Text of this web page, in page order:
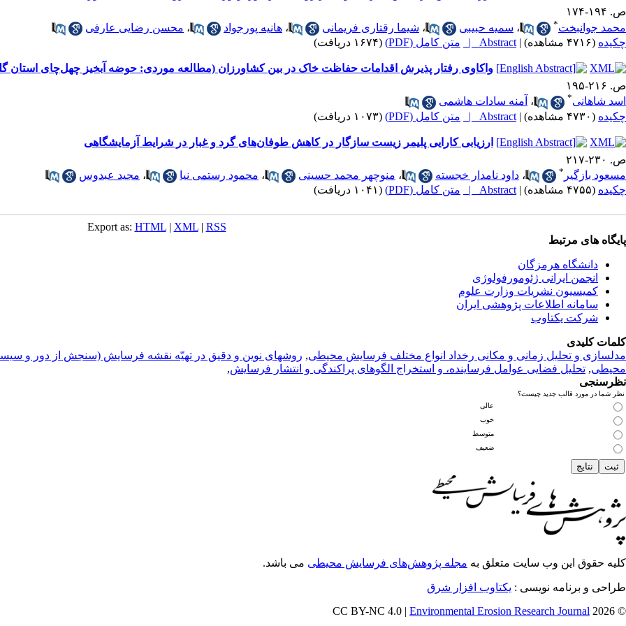
ص. ۱۹۴-۱۷۴
محمد جوانبخت* ، سمیه حبیبی ، شیما رقتاری فریمانی ، هانیه پورجواد ، محسن رضایی عارفی
چکیده (۴۷۱۶ مشاهده) |
Abstract | متن کامل (PDF) (۱۶۷۴ دریافت)
واکاوی رفتار پذیرش اقدامات حفاظت خاک در بین کشاورزان (مطالعه موردی: حوضه آبخیز چهل‌چای استان
ص. ۲۱۶-۱۹۵
اسد شاهانی* ، آمنه سادات هاشمی
چکیده (۴۷۳۰ مشاهده) |
Abstract | متن کامل (PDF) (۱۰۷۳ دریافت)
ارزیابی کارایی پلیمر زیست سازگار در کاهش طوفان‌های گرد و غبار در شرایط آزمایشگاهی
ص. ۲۳۰-۲۱۷
مسعود بازگیر * ، داود نامدار خجسته ، منوچهر محمد حسینی ، محمود رستمی نیا ، مجید عبدوس
چکیده (۴۷۵۵ مشاهده) |
Abstract | متن کامل (PDF) (۱۰۴۱ دریافت)
Export as: HTML| XML| RSS
پایگاه های مرتبط
دانشگاه هرمزگان
انجمن ایرانی ژئومورفولوژی
کمیسیون نشریات وزارت علوم
سامانه اطلاعات پژوهشی ایران
شرکت یکتاوب
کلمات کلیدی
مدلسازی و تحلیل زمانی و مکانی رخداد انواع مختلف فرسایش محیطی, روشهای نوین و دقیق در تهیّه نقشه فرسایش (سنجش از دور و
محیطی, تحلیل فضایی عوامل فرساینده، و استخراج الگوهای پراکندگی و انتشار فرسایش,
نظرسنجی
نظر شما در مورد قالب جدید چیست؟
عالی
خوب
متوسط
ضعیف
کلیه حقوق این وب سایت متعلق به مجله پژوهش‌های فرسایش محیطی می باشد.
طراحی و برنامه نویسی : یکتاوب افزار شرق
© 2026 CC BY-NC 4.0 |
Environmental Erosion Research Journal